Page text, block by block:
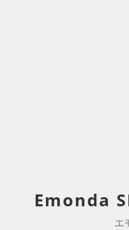
Emonda
エ